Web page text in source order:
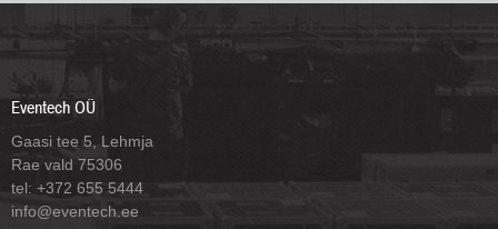
Eventech OÜ
Gaasi tee 5, Lehmja
Rae vald 75306
tel: +372 655 5444
info@eventech.ee